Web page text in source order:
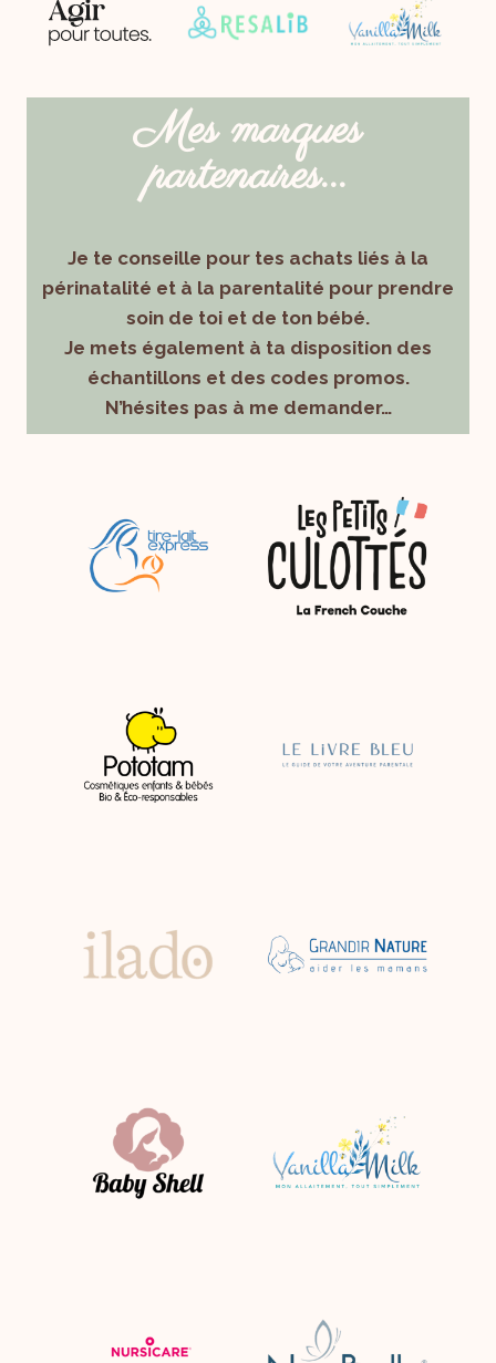
Mes marques
partenaires...
Je te conseille pour tes achats liés à la
périnatalité et à la parentalité pour prendre
soin de toi et de ton bébé.
Je mets également à ta disposition des
échantillons et des codes promos.
N’hésites pas à me demander…